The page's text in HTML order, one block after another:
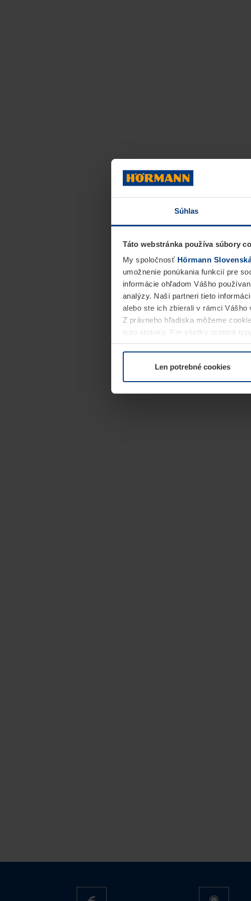
Súhlas
Táto webstránka používa súbory
My spoločnosť Hörmann
umožnenie ponúkania funkcií pre
informácie ohľadom Vášho
analýzy. Naši partneri tieto
alebo ste ich zbierali v rámci Vášho
Z právneho hľadiska môžeme
tejto stránky. Pre všetky ostatné
alebo odvolať vo vysvetlení cookie
Len potrebné cookies